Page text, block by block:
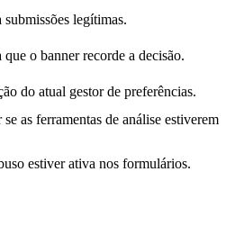
legítimas.
o banner recorde a decisão.
do atual gestor de preferências.
as ferramentas de análise estiverem
estiver ativa nos formulários.